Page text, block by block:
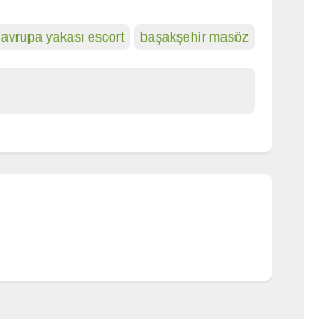
avrupa yakası escort başakşehir masöz